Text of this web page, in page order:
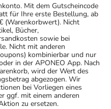
Mit dem Gutscheincode
für Ihre erste Bestellung, ab
(Warenkorbwert). Nicht
Bücher,
sowie bei
Nicht mit anderen
kombinierbar und nur
in der APONEO App. Nach
wird der Wert des
abgezogen. Wir
bei Vorliegen eines
ggf. mit einem anderen
zu ersetzen.